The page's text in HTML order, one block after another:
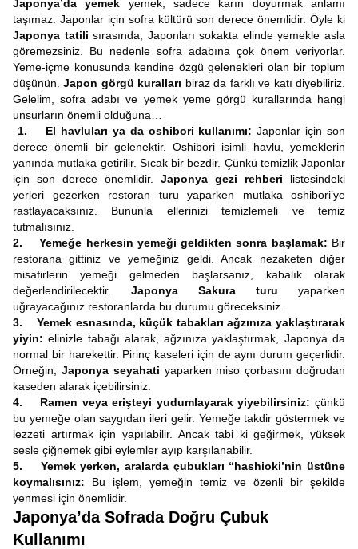
Japonya’da yemek yemek, sadece karın doyurmak anlamı
taşımaz. Japonlar için sofra kültürü son derece önemlidir. Öyle ki
Japonya tatilisırasında, Japonları sokakta elinde yemekle asla
göremezsiniz. Bu nedenle sofra adabına çok önem veriyorlar.
Yeme-içme konusunda kendine özgü gelenekleri olan bir toplum
düşünün.Japon görgü kuralları biraz da farklı ve katı diyebiliriz.
Gelelim, sofra adabı ve yemek yeme görgü kurallarında hangi
unsurların önemli olduğuna…
1. El havluları ya da oshibori kullanımı:Japonlar için son
derece önemli bir gelenektir. Oshibori isimli havlu, yemeklerin
yanında mutlaka getirilir. Sıcak bir bezdir. Çünkü temizlik Japonlar
için son derece önemlidir. Japonya gezi rehberi listesindeki
yerleri gezerken restoran turu yaparken mutlaka oshibori’ye
rastlayacaksınız. Bununla ellerinizi temizlemeli ve temiz
tutmalısınız.
2. Yemeğe herkesin yemeği geldikten sonra başlamak: Bir
restorana gittiniz ve yemeğiniz geldi. Ancak nezaketen diğer
misafirlerin yemeği gelmeden başlarsanız, kabalık olarak
değerlendirilecektir. Japonya Sakura turu yaparken
uğrayacağınız restoranlarda bu durumu göreceksiniz.
3. Yemek esnasında, küçük tabakları ağzınıza yaklaştırarak
yiyin: elinizle tabağı alarak, ağzınıza yaklaştırmak, Japonya da
normal bir harekettir. Pirinç kaseleri için de aynı durum geçerlidir.
Örneğin, Japonya seyahati yaparken miso çorbasını doğrudan
kaseden alarak içebilirsiniz.
4. Ramen veya erişteyi yudumlayarak yiyebilirsiniz: çünkü
bu yemeğe olan saygıdan ileri gelir. Yemeğe takdir göstermek ve
lezzeti artırmak için yapılabilir. Ancak tabi ki geğirmek, yüksek
sesle çiğnemek gibi eylemler ayıp karşılanabilir.
5. Yemek yerken, aralarda çubukları “hashioki’nin üstüne
koymalısınız: Bu işlem, yemeğin temiz ve özenli bir şekilde
yenmesi için önemlidir.
Japonya’da Sofrada Doğru Çubuk
Kullanımı